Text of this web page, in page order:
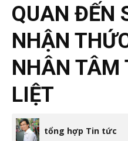
QUAN ĐẾN
NHẬN
NHÂN TÂM
LIỆT
tổng hợp Tin tức